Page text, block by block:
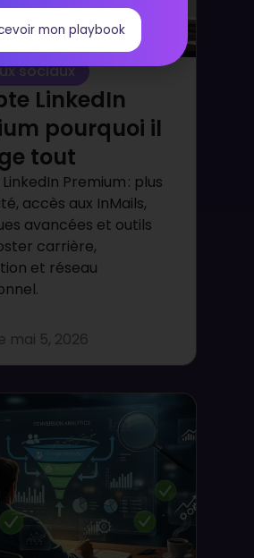
sociaux
LinkedIn
pourquoi il
tout
Premium : plus
accès aux InMails,
avancées et outils
carrière,
et réseau
mai 5, 2026
mon playbook